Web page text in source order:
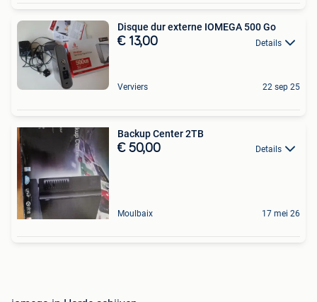
Disque dur externe IOMEGA 500 Go
€ 13,00 Details
Verviers 22 sep 25
Backup Center 2TB
€ 50,00 Details
Moulbaix 17 mei 26